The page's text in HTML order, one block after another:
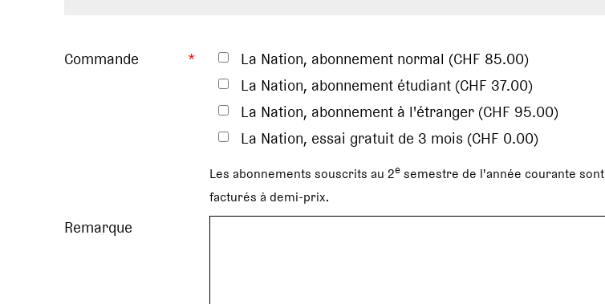
Commande *
La Nation, abonnement normal (CHF 85.00)
La Nation, abonnement étudiant (CHF 37.00)
La Nation, abonnement à l'étranger (CHF 95.00)
La Nation, essai gratuit de 3 mois (CHF 0.00)
Les abonnements souscrits au 2e semestre de l'année courante sont
facturés à demi-prix.
Remarque